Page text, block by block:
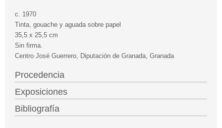
c. 1970
Tinta, gouache y aguada sobre papel
35,5 x 25,5 cm
Sin firma.
Centro José Guerrero, Diputación de Granada, Granada
Procedencia
Exposiciones
Bibliografía